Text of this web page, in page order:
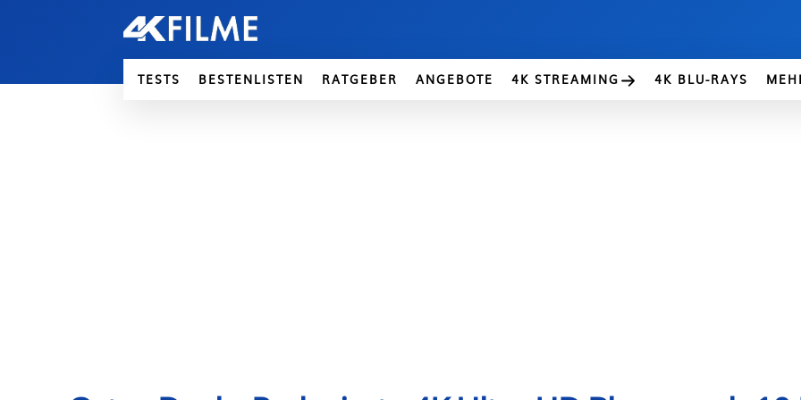
TESTS BESTENLISTEN RATGEBER ANGEBOTE 4K STREAMING 4K BLU-RAYS